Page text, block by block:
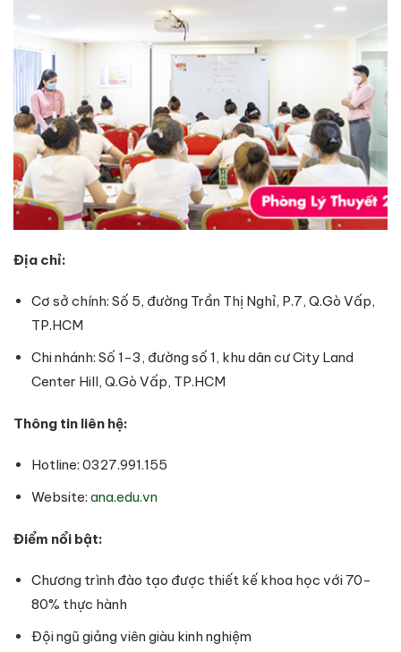
Địa chỉ:
Cơ sở chính: Số 5, đường Trần Thị Nghỉ, P.7, Q.Gò Vấp,
TP.HCM
Chi nhánh: Số 1-3, đường số 1, khu dân cư City Land
Center Hill, Q.Gò Vấp, TP.HCM
Thông tin liên hệ:
Hotline: 0327.991.155
Website: ana.edu.vn
Điểm nổi bật:
Chương trình đào tạo được thiết kế khoa học với 70-
80% thực hành
Đội ngũ giảng viên giàu kinh nghiệm